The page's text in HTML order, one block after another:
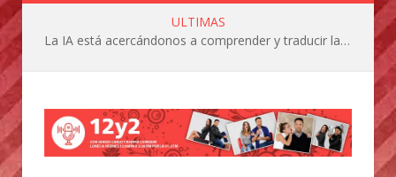
ULTIMAS
La IA está acercándonos a comprender y traducir las vocalizaciones y comportamientos de nuestras mascotas